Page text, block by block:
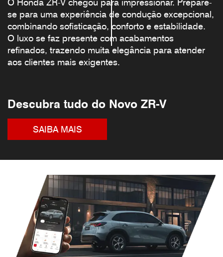
para sua
viagem
Design
moderno e
alta
qualidade
smartphone
sempre
com
energia
O Honda ZR-V chegou para impressionar. Prepare-
se para uma experiência de condução excepcional,
combinando sofisticação, conforto e estabilidade.
O luxo se faz presente com acabamentos
refinados, trazendo muita elegância para atender
aos clientes mais exigentes.
Descubra tudo do Novo ZR-V
SAIBA MAIS